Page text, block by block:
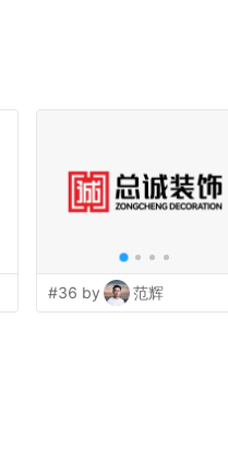
#36 by 范辉